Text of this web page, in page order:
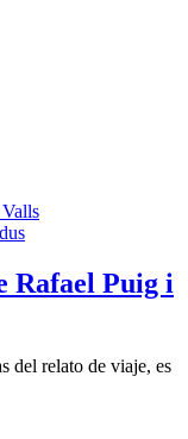
Rafael Puig i
del relato de viaje, es